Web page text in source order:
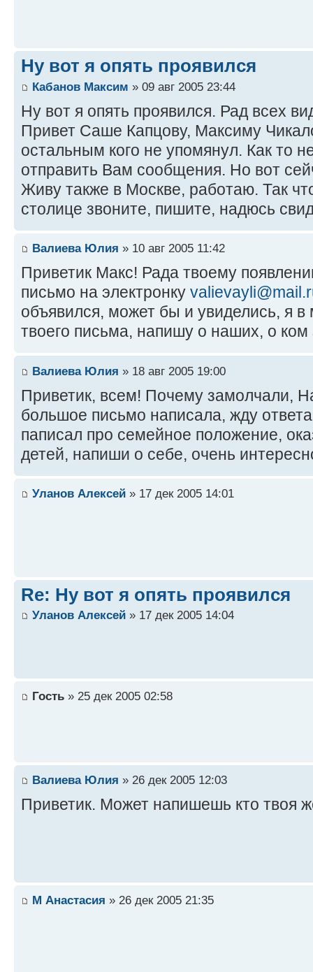
Ну вот я опять проявился
Кабанов Максим » 09 авг 2005 23:44
Ну вот я опять проявился. Рад всех
Привет Саше Капцову, Максиму
остальным кого не упомянул. Как то
отправить Вам сообщения. Но вот
Живу также в Москве, работаю. Так
столице звоните, пишите, надюсь
Валиева Юлия » 10 авг 2005 11:42
Приветик Макс! Рада твоему
письмо на электронку
объявился, может бы и увиделись, я
твоего письма, напишу о наших, о
Валиева Юлия » 18 авг 2005 19:00
Приветик, всем! Почему замолчали,
большое письмо написала, жду
паписал про семейное положение,
детей, напиши о себе, очень
Уланов Алексей » 17 дек 2005 14:01
Re: Ну вот я опять проявился
Уланов Алексей » 17 дек 2005 14:04
Гость » 25 дек 2005 02:58
Валиева Юлия » 26 дек 2005 12:03
Приветик. Может напишешь кто твоя
М Анастасия » 26 дек 2005 21:35